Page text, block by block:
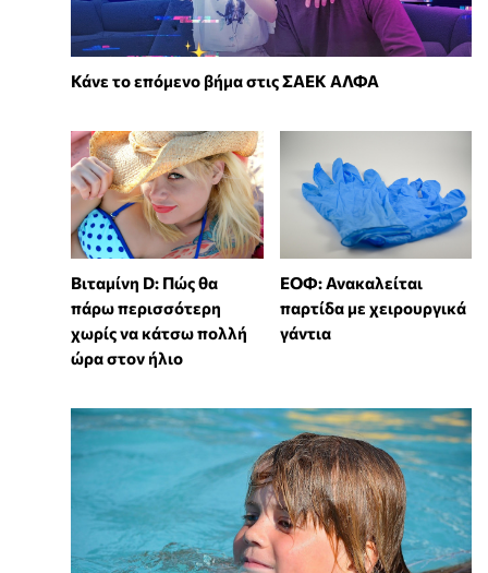
Κάνε το επόμενο βήμα στις ΣΑΕΚ ΑΛΦΑ
Βιταμίνη D: Πώς θα
πάρω περισσότερη
χωρίς να κάτσω πολλή
ώρα στον ήλιο
ΕΟΦ: Ανακαλείται
παρτίδα με χειρουργικά
γάντια